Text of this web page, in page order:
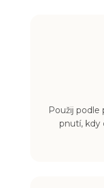
Použij
pnutí, kdy